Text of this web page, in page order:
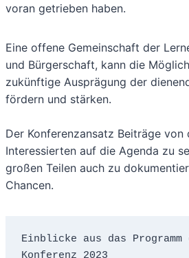
voran getrieben haben.
Eine offene Gemeinschaft der
und Bürgerschaft, kann die
zukünftige Ausprägung der
fördern und stärken.
Der Konferenzansatz Beiträge
Interessierten auf die Agenda zu
großen Teilen auch zu
Chancen.
Einblicke aus das Programm